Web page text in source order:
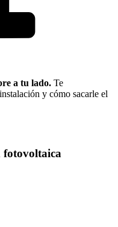
a tu lado. Te
y cómo sacarle el
fotovoltaica